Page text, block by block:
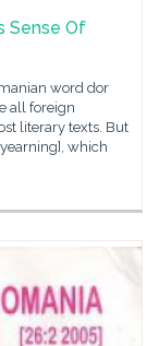
Sense Of
word dor
all foreign
literary texts. But
which